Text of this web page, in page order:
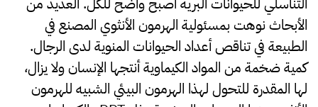
الأبحاث نوهت بمسئولية الهرمون الأنثوي المصنع في
الطبيعة في تناقص أعداد الحيوانات المنوية لدى الرجال.
كمية ضخمة من المواد الكيماوية أنتجها الإنسان ولا يزال،
لها المقدرة للتحول لهذا الهرمون البيئي الشبيه للهرمون